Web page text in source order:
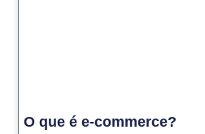
O que é e-commerce?